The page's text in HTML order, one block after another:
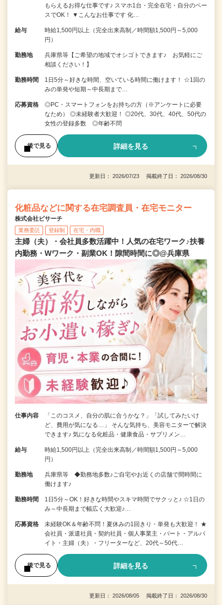
もらえるお得な仕事です♪ スマホ1台・完全在宅・自分のペー
スでOK！ ▼こんなお仕事です 化…
給与
時給1,500円以上（完全出来高制／時間額1,500円～5,000
円）
勤務地
兵庫県等【ご希望の地域でオシゴトできます♪ お気軽にご
相談ください！】
勤務時間
1日5分～好きな時間、空いている時間に働けます！ ☆1回の
みの単発や短期～中長期まで…
応募資格
◎PC・スマートフォンをお持ちの方（※アンケートに必要
なため） ◎未経験者大歓迎！ ◎20代、30代、40代、50代の
女性の登録多数 ◎年齢不問
後で見る 詳細を見る
更新日： 2026/07/23 掲載終了日： 2026/08/30
化粧品などに関する在宅調査員・在宅モニター
株式会社ビサーチ
業務委託 登録制 在宅・内職
主婦（夫）・会社員多数活躍中！人気の在宅ワーク♪扶養
内勤務・Wワーク・副業OK！隙間時間に◎@兵庫県
仕事内容
「このコスメ、自分の肌に合うかな？」「試してみたいけ
ど、費用が気になる…」 そんな気持ち、美容モニターで解決
できます♪ 気になる化粧品・健康食品・サプリメン…
給与
時給1,500円以上（完全出来高制／時間額1,500円～5,000
円）
勤務地
兵庫県等 ◆勤務地多数♪ご自宅やお近くの店舗で間時間に
働けます♪
勤務時間
1日5分～OK！好きな時間やスキマ時間でサクッと♪ ☆1日の
み～中長期まで幅広く大歓迎♪…
応募資格
未経験OK＆年齢不問！夏休みの1回きり・単発も大歓迎！ ★
会社員・派遣社員・契約社員・個人事業主・パート・アルバ
イト・主婦（夫）・フリーターなど、20代～50代…
後で見る 詳細を見る
更新日： 2026/08/05 掲載終了日： 2026/08/30